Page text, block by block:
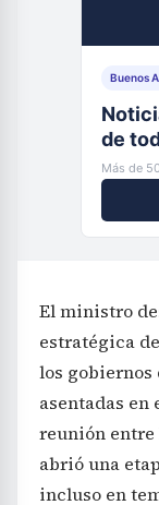
Buenos
de
Más de
El ministro
estratégica
los gobiernos
asentadas en
reunión entre
abrió una
incluso en